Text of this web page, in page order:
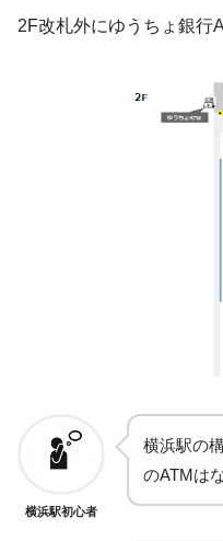
2F改札外にゆうちょ銀行
横浜駅初心者
横浜駅の
のATMは